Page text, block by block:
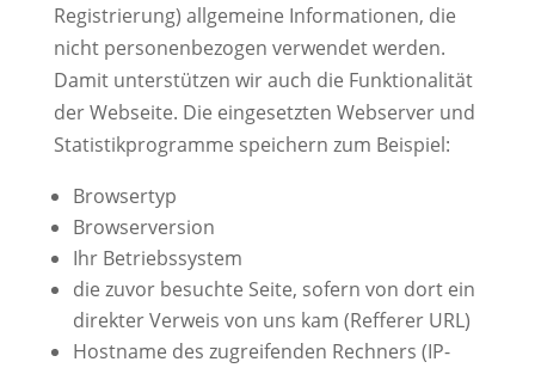
Registrierung) allgemeine Informationen, die
nicht personenbezogen verwendet werden.
Damit unterstützen wir auch die Funktionalität
der Webseite. Die eingesetzten Webserver und
Statistikprogramme speichern zum Beispiel:
Browsertyp
Browserversion
Ihr Betriebssystem
die zuvor besuchte Seite, sofern von dort ein
direkter Verweis von uns kam (Refferer URL)
Hostname des zugreifenden Rechners (IP-